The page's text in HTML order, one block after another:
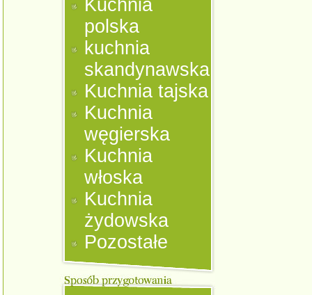
Kuchnia
polska
kuchnia
skandynawska
Kuchnia tajska
Kuchnia
węgierska
Kuchnia
włoska
Kuchnia
żydowska
Pozostałe